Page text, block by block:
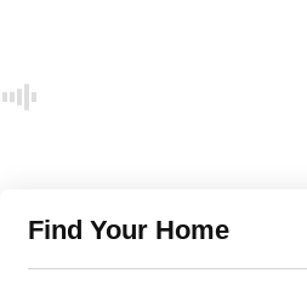
Find Your Home